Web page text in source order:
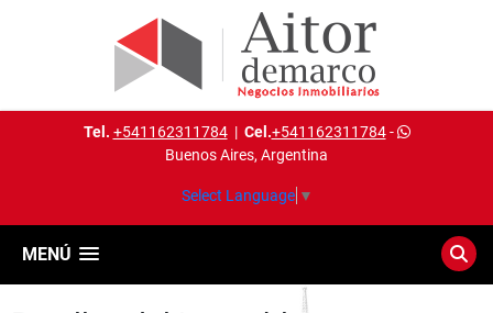
Tel. +541162311784| Cel.+541162311784-
Buenos Aires, Argentina
Select Language ▼
MENÚ